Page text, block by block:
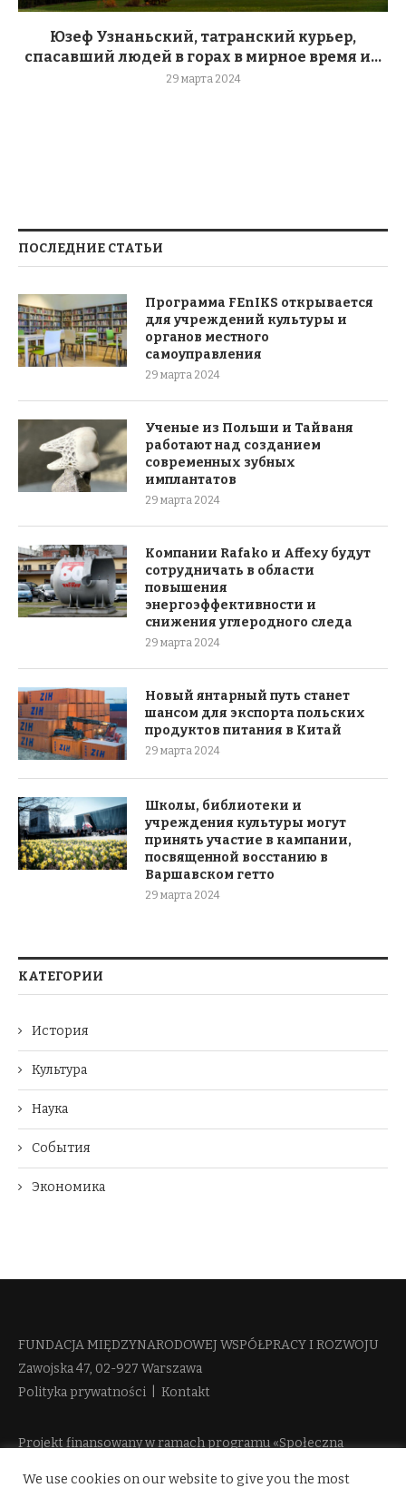
Юзеф Узнаньский, татранский курьер,
спасавший людей в горах в мирное время и...
29 марта 2024
ПОСЛЕДНИЕ СТАТЬИ
Программа FEnIKS открывается
для учреждений культуры и
органов местного
самоуправления
29 марта 2024
Ученые из Польши и Тайваня
работают над созданием
современных зубных
имплантатов
29 марта 2024
Компании Rafako и Affexy будут
сотрудничать в области
повышения
энергоэффективности и
снижения углеродного следа
29 марта 2024
Новый янтарный путь станет
шансом для экспорта польских
продуктов питания в Китай
29 марта 2024
Школы, библиотеки и
учреждения культуры могут
принять участие в кампании,
посвященной восстанию в
Варшавском гетто
29 марта 2024
КАТЕГОРИИ
История
Культура
Наука
События
Экономика
FUNDACJA MIĘDZYNARODOWEJ WSPÓŁPRACY I ROZWOJU​
Zawojska 47, 02-927 Warszawa
Polityka prywatności
Kontakt
Projekt finansowany w ramach programu «Społeczna
We use cookies on our website to give you the most